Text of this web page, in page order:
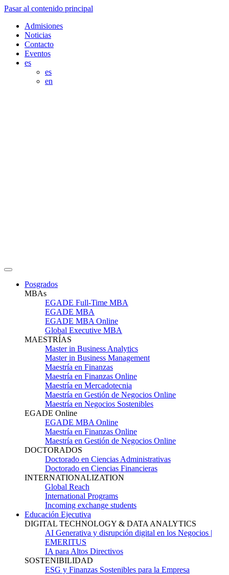
Pasar al contenido principal
Admisiones
Noticias
Contacto
Eventos
es
es
en
Posgrados
MBAs
EGADE Full-Time MBA
EGADE MBA
EGADE MBA Online
Global Executive MBA
MAESTRÍAS
Master in Business Analytics
Master in Business Management
Maestría en Finanzas
Maestría en Finanzas Online
Maestría en Mercadotecnia
Maestría en Gestión de Negocios Online
Maestría en Negocios Sostenibles
EGADE Online
EGADE MBA Online
Maestría en Finanzas Online
Maestría en Gestión de Negocios Online
DOCTORADOS
Doctorado en Ciencias Administrativas
Doctorado en Ciencias Financieras
INTERNATIONALIZATION
Global Reach
International Programs
Incoming exchange students
Educación Ejecutiva
DIGITAL TECHNOLOGY & DATA ANALYTICS
AI Generativa y disrupción digital en los Negocios |
EMERITUS
IA para Altos Directivos
SOSTENIBILIDAD
ESG y Finanzas Sostenibles para la Empresa